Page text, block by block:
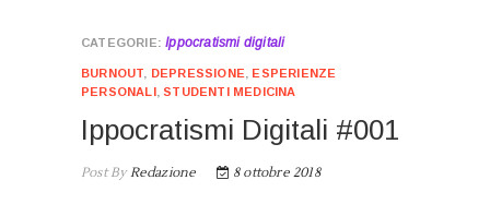
Ippocratismi digitali
BURNOUT, DEPRESSIONE, ESPERIENZE
PERSONALI ,STUDENTI MEDICINA
Ippocratismi Digitali #001
Post ByRedazione 8 ottobre 2018